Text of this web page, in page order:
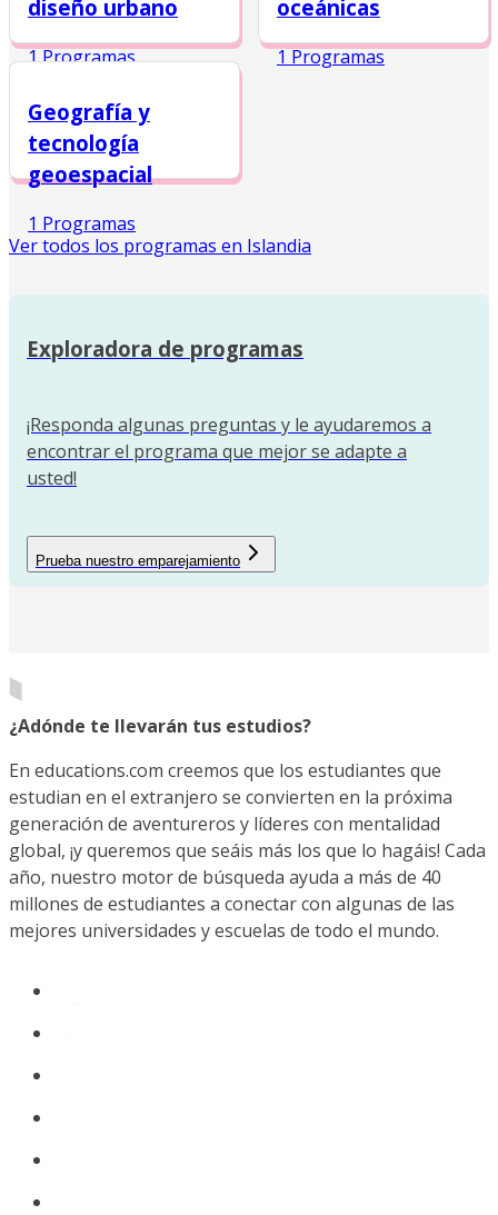
diseño urbano
1 Programas
oceánicas
1 Programas
Geografía y
tecnología
geoespacial
1 Programas
Ver todos los programas en Islandia
Exploradora de programas
¡Responda algunas preguntas y le ayudaremos a
encontrar el programa que mejor se adapte a
usted!
Prueba nuestro emparejamiento
¿Adónde te llevarán tus estudios?
En educations.com creemos que los estudiantes que
estudian en el extranjero se convierten en la próxima
generación de aventureros y líderes con mentalidad
global, ¡y queremos que seáis más los que lo hagáis! Cada
año, nuestro motor de búsqueda ayuda a más de 40
millones de estudiantes a conectar con algunas de las
mejores universidades y escuelas de todo el mundo.